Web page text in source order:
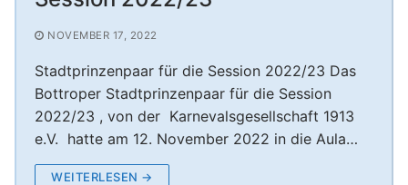
Unterstützung Session 2024/25
Unterstützung Session 2023/24
Nikolausfeier – Rotkäppchen 30.11.2024
Nikolausfeier 2025 – Frau Holle verzaubert die
Aula Welheim! ❄️
NOVEMBER 17, 2022
Stadtprinzenpaar für die Session 2022/23 Das
Bottroper Stadtprinzenpaar für die Session
2022/23 , von der Karnevalsgesellschaft 1913
e.V. hatte am 12. November 2022 in die Aula…
WEITERLESEN →